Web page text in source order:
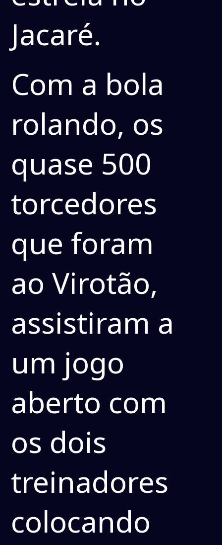
Jacaré.
Com a bola
rolando, os
quase 500
torcedores
que foram
ao Virotão,
assistiram a
um jogo
aberto com
os dois
treinadores
colocando